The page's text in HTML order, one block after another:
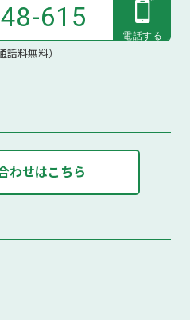
615
話料無料）
わせはこちら